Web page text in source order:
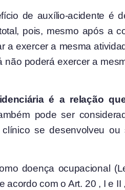
de auxílio-acidente é
pois, mesmo após a
a exercer a mesma
poderá exercer a
é a relação
pode ser
se desenvolveu
doença ocupacional
com o Art. 20 , I e II